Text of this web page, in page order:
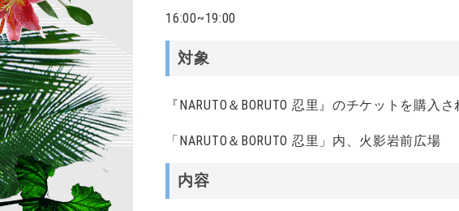
16:00~19:00
対象
『NARUTO＆BORUTO 忍里』のチケットを購入
「NARUTO＆BORUTO 忍里」内、火影岩前広場
内容